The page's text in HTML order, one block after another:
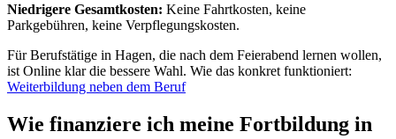
Niedrigere Gesamtkosten: Keine Fahrtkosten, keine
Parkgebühren, keine Verpflegungskosten.
Für Berufstätige in Hagen, die nach dem Feierabend lernen wollen,
ist Online klar die bessere Wahl. Wie das konkret funktioniert:
Weiterbildung neben dem Beruf
Wie finanziere ich meine Fortbildung in